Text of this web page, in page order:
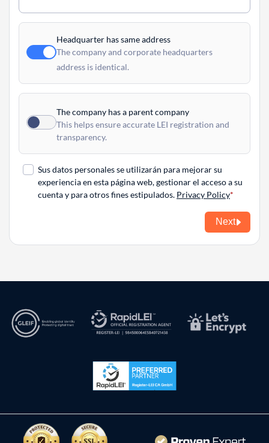
Headquarter has same address
The company and corporate headquarters
address is identical.
The company has a parent company
This helps ensure accurate LEI registration and
transparency.
Sus datos personales se utilizarán para mejorar su
experiencia en esta página web, gestionar el acceso a su
cuenta y para otros fines estipulados. Privacy Policy
Next